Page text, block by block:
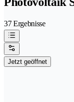
37 Ergebnisse
Jetzt geöffnet